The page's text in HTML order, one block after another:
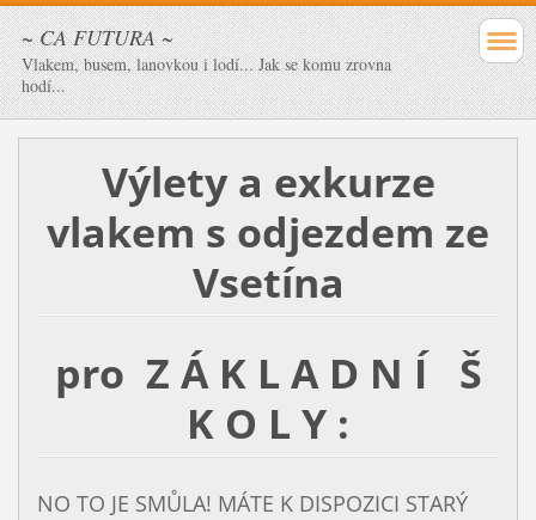
~ CA FUTURA ~
Vlakem, busem, lanovkou i lodí... Jak se komu zrovna
hodí...
Výlety a exkurze
vlakem s odjezdem ze
Vsetína
pro Z Á K L A D N Í Š
K O L Y :
NO TO JE SMŮLA! MÁTE K DISPOZICI STARÝ